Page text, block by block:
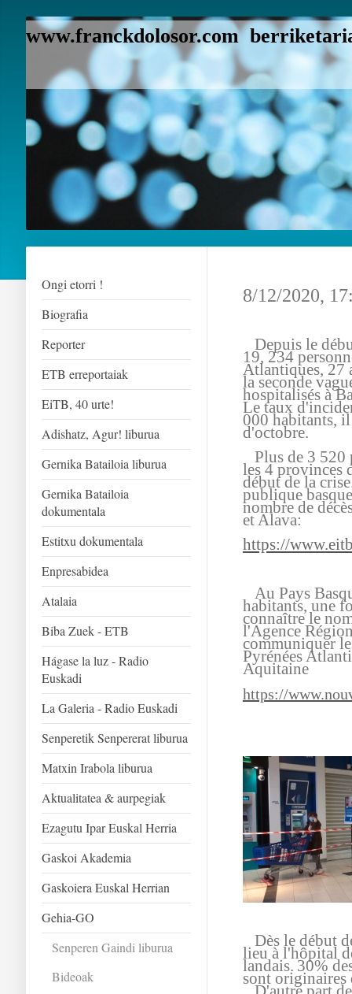
www.franckdolosor.com
Ongi etorri !
Biografia
Reporter
ETB erreportaiak
EiTB, 40 urte!
Adishatz, Agur! liburua
Gernika Batailoia liburua
Gernika Batailoia
dokumentala
Estitxu dokumentala
Enpresabidea
Atalaia
Biba Zuek - ETB
Hágase la luz - Radio
Euskadi
La Galeria - Radio Euskadi
Senperetik Senpererat liburua
Matxin Irabola liburua
Aktualitatea & aurpegiak
Ezagutu Ipar Euskal Herria
Gaskoi Akademia
Gaskoiera Euskal Herrian
Gehia-GO
Senperen Gaindi liburua
Bideoak
8/12/2020,
Depuis le
19, 234
Atlantiques, 27
la seconde
hospitalisés à
Le taux
000 habitants,
d'octobre.
Plus de 3 520
les 4 provinces
début de la
publique
nombre de
et Alava:
https://
Au Pays
habitants, une
connaître le
l'Agence
communiquer
Pyrénées
Aquitaine
https://
Dès le début
lieu à l'hôpital
landais. 30%
sont originaires